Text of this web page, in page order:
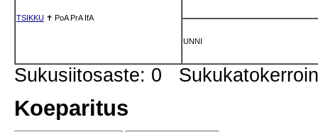
TSIKKU ✝ PoA PrA IfA
UNNI
Sukusiitosaste: 0
Koeparitus